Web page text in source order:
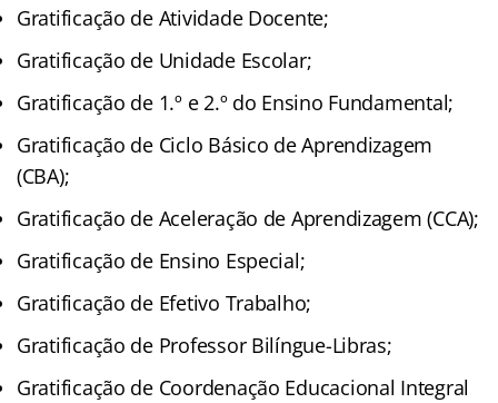
Gratificação de Atividade Docente;
Gratificação de Unidade Escolar;
Gratificação de 1.º e 2.º do Ensino Fundamental;
Gratificação de Ciclo Básico de Aprendizagem
(CBA);
Gratificação de Aceleração de Aprendizagem (CCA);
Gratificação de Ensino Especial;
Gratificação de Efetivo Trabalho;
Gratificação de Professor Bilíngue-Libras;
Gratificação de Coordenação Educacional Integral